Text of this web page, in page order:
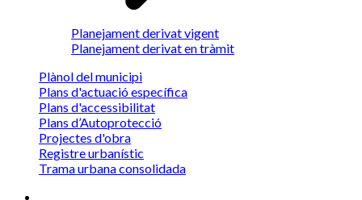
Planejament derivat vigent
Planejament derivat en tràmit
Plànol del municipi
Plans d'actuació específica
Plans d'accessibilitat
Plans d’Autoprotecció
Projectes d'obra
Registre urbanístic
Trama urbana consolidada